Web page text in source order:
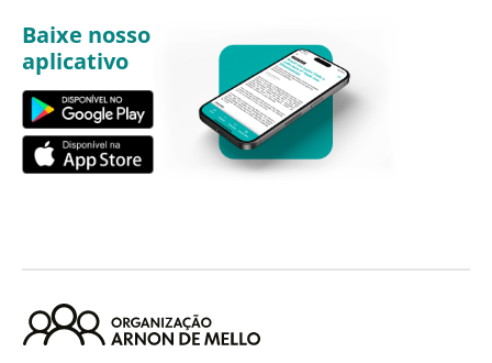
Baixe nosso
aplicativo